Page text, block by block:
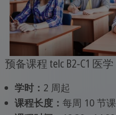
预备课程 telc B2-C1 医学
学时： 2 周起
课程长度： 每周 10 节课